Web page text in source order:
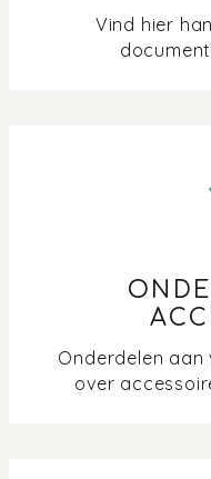
Welke lichtkleur is
installatie van de
Energie besparen in
Hoe maak ik de
inductiekookplaat
Hoe sluit ik mijn
Vind hier
Onderdelen
over